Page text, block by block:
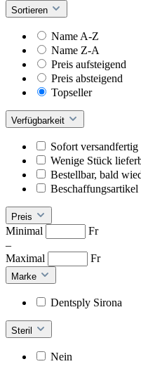
Sortieren
Name A-Z
Name Z-A
Preis aufsteigend
Preis absteigend
Topseller
Verfügbarkeit
Sofort versandfertig
Wenige Stück
Bestellbar, bald
Beschaffungsartikel
Preis
Minimal
Fr
–
Maximal
Fr
Marke
Dentsply Sirona
Steril
Nein